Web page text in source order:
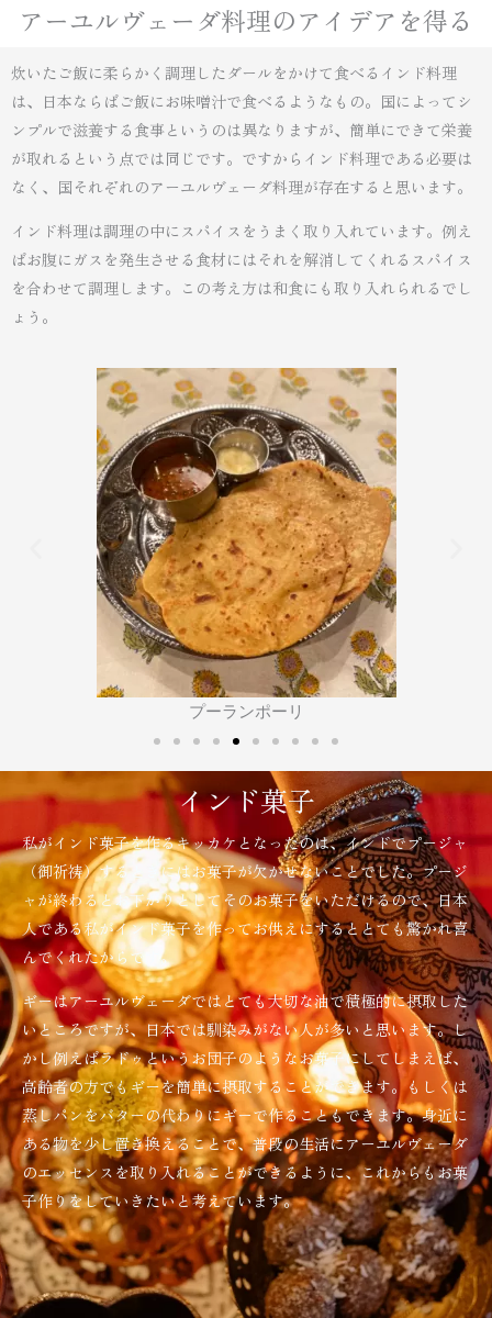
アーユルヴェーダ料理のアイデアを得る
炊いたご飯に柔らかく調理したダールをかけて食べるインド料理
は、日本ならばご飯にお味噌汁で食べるようなもの。国によってシ
ンプルで滋養する食事というのは異なりますが、簡単にできて栄養
が取れるという点では同じです。ですからインド料理である必要は
なく、国それぞれのアーユルヴェーダ料理が存在すると思います。
インド料理は調理の中にスパイスをうまく取り入れています。例え
ばお腹にガスを発生させる食材にはそれを解消してくれるスパイス
を合わせて調理します。この考え方は和食にも取り入れられるでし
ょう。
ナブラタンプラウ
インド菓子
私がインド菓子を作るキッカケとなったのは、インドでプージャ
（御祈祷）するときにはお菓子が欠かせないことでした。プージ
ャが終わるとお下がりとしてそのお菓子をいただけるので、日本
人である私がインド菓子を作ってお供えにするととても驚かれ喜
んでくれたからです。
ギーはアーユルヴェーダではとても大切な油で積極的に摂取した
いところですが、日本では馴染みがない人が多いと思います。し
かし例えばラドゥというお団子のようなお菓子にしてしまえば、
高齢者の方でもギーを簡単に摂取することができます。もしくは
蒸しパンをバターの代わりにギーで作ることもできます。身近に
ある物を少し置き換えることで、普段の生活にアーユルヴェーダ
のエッセンスを取り入れることができるように、これからもお菓
子作りをしていきたいと考えています。